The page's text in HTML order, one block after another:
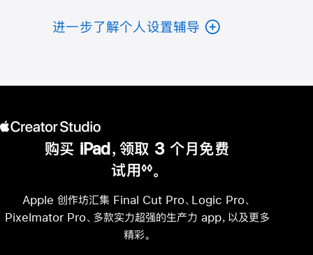
进一步了解个人设置辅导
购买 iPad，领取 3 个月免费
试用
注
◊◊。
Apple 创作坊汇集 Final Cut Pro、Logic Pro、
Pixelmator Pro、多款实力超强的生产力 app，以及更多
精彩。